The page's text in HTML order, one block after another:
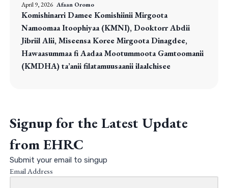
April 9, 2026 Afaan Oromo
Komishinarri Damee Komishiinii Mirgoota
Namoomaa Itoophiyaa (KMNI), Dooktorr Abdii
Jibriil Alii, Miseensa Koree Mirgoota Dinagdee,
Hawaasummaa fi Aadaa Mootummoota Gamtoomanii
(KMDHA) ta’anii filatamuusaanii ilaalchisee
Signup for the Latest Update
from EHRC
Submit your email to singup
Email Address